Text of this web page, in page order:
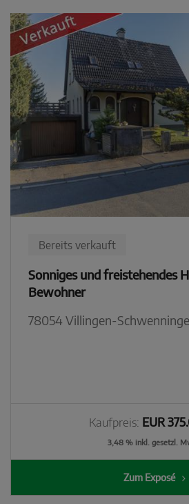
Bereits verkauft
Sonniges und freistehendes
Bewohner
78054 Villingen-
Kaufpreis: EUR
3,48 % inkl. gesetzl.
Zum Exposé